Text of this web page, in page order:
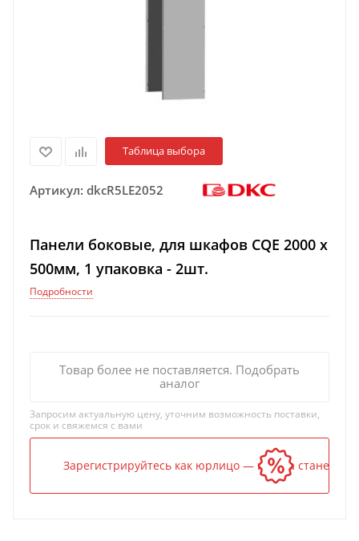
Таблица выбора
Артикул: dkcR5LE2052
Панели боковые, для шкафов CQE 2000 x
500мм, 1 упаковка - 2шт.
Подробности
Товар более не поставляется. Подобрать
аналог
Запросим актуальную цену, уточним возможность поставки,
срок и свяжемся с вами
Зарегистрируйтесь как юрлицо — и цена станет